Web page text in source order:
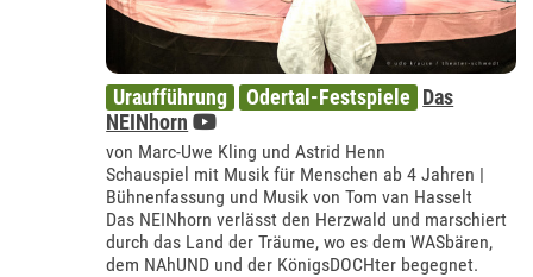
Uraufführung Odertal-Festspiele Das
NEINhorn
von Marc-Uwe Kling und Astrid Henn
Schauspiel mit Musik für Menschen ab 4 Jahren |
Bühnenfassung und Musik von Tom van Hasselt
Das NEINhorn verlässt den Herzwald und marschiert
durch das Land der Träume, wo es dem WASbären,
dem NAhUND und der KönigsDOCHter begegnet.